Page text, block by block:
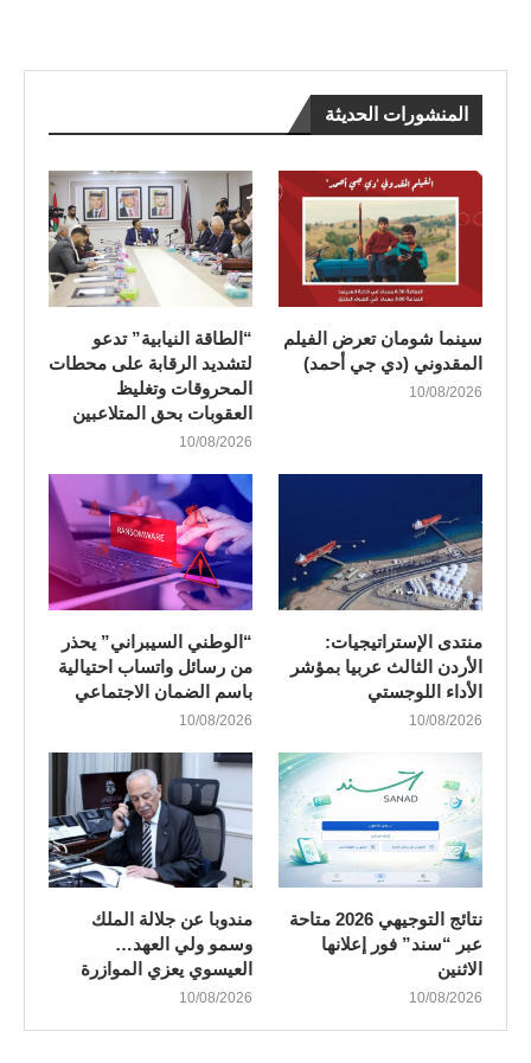
المنشورات الحديثة
سينما شومان تعرض الفيلم
المقدوني (دي جي أحمد)
10/08/2026
“الطاقة النيابية” تدعو
لتشديد الرقابة على محطات
المحروقات وتغليظ
العقوبات بحق المتلاعبين
10/08/2026
منتدى الإستراتيجيات:
الأردن الثالث عربيا بمؤشر
الأداء اللوجستي
10/08/2026
“الوطني السيبراني” يحذر
من رسائل واتساب احتيالية
باسم الضمان الاجتماعي
10/08/2026
نتائج التوجيهي 2026 متاحة
عبر “سند” فور إعلانها
الاثنين
10/08/2026
مندوبا عن جلالة الملك
وسمو ولي العهد…
العيسوي يعزي الموازرة
10/08/2026